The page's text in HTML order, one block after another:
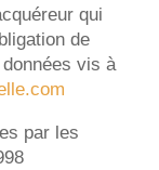
qui
de
vis à
par les